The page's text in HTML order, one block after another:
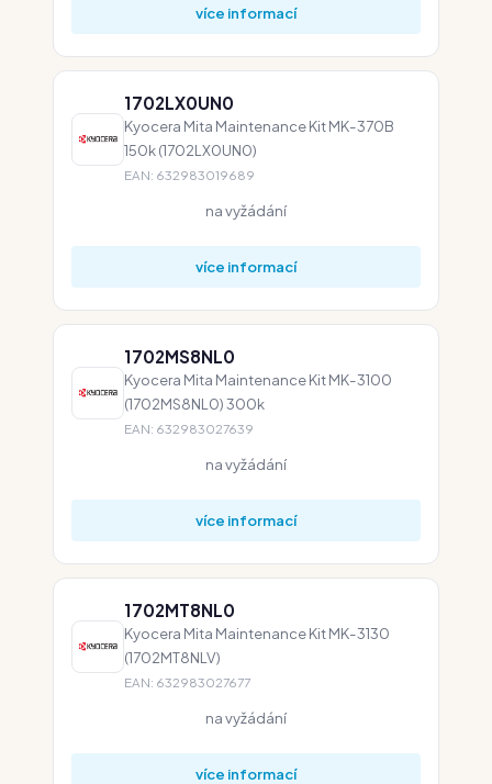
více informací
1702LX0UN0
Kyocera Mita Maintenance Kit MK-370B
150k (1702LX0UN0)
EAN: 632983019689
na vyžádání
více informací
1702MS8NL0
Kyocera Mita Maintenance Kit MK-3100
(1702MS8NL0) 300k
EAN: 632983027639
na vyžádání
více informací
1702MT8NL0
Kyocera Mita Maintenance Kit MK-3130
(1702MT8NLV)
EAN: 632983027677
na vyžádání
více informací